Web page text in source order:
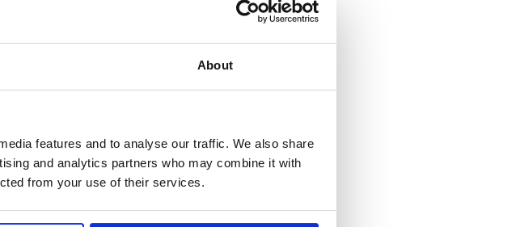
About
features and to analyse our traffic. We also share
and analytics partners who may combine it with
from your use of their services.